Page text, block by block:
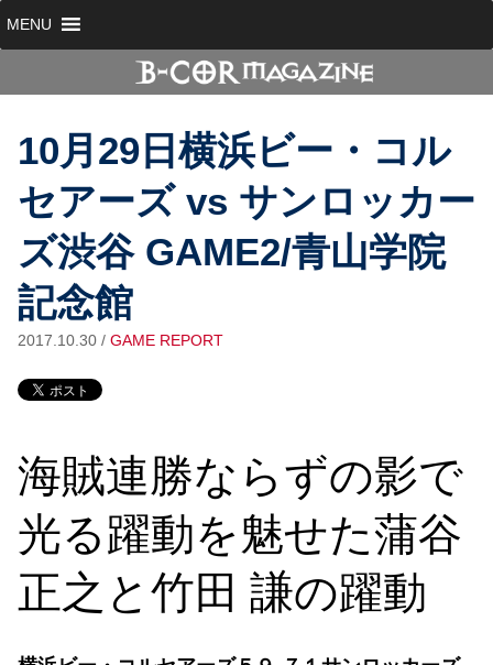
MENU
10月29日横浜ビー・コル
セアーズ vs サンロッカー
ズ渋谷 GAME2/青山学院
記念館
2017.10.30 / GAME REPORT
海賊連勝ならずの影で
光る躍動を魅せた蒲谷
正之と竹田 謙の躍動